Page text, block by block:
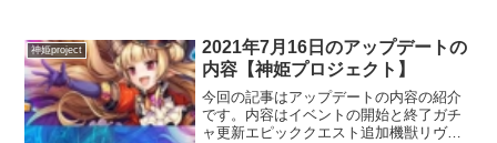
神姫project
2021年7月16日のアップデートの
内容【神姫プロジェクト】
今回の記事はアップデートの内容の紹介
です。内容はイベントの開始と終了ガチ
ャ更新エピッククエスト追加機獣リヴァ